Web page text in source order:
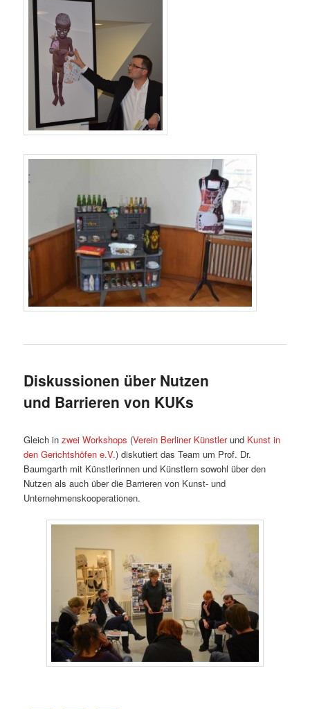
Diskussionen über Nutzen
und Barrieren von KUKs
Gleich inzwei Workshops (Verein Berliner Künstlerund Kunst in
den Gerichtshöfen e.V.) diskutiert das Team um Prof. Dr.
Baumgarth mit Künstlerinnen und Künstlern sowohl über den
Nutzen als auch über die Barrieren von Kunst- und
Unternehmenskooperationen.